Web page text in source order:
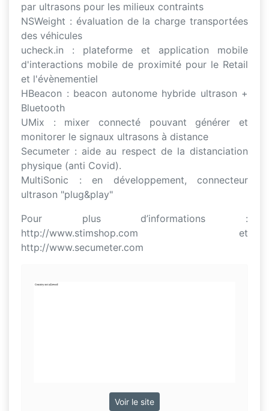
par ultrasons pour les milieux contraints
NSWeight : évaluation de la charge transportées
des véhicules
ucheck.in : plateforme et application mobile
d'interactions mobile de proximité pour le Retail
et l'évènementiel
HBeacon : beacon autonome hybride ultrason +
Bluetooth
UMix : mixer connecté pouvant générer et
monitorer le signaux ultrasons à distance
Secumeter : aide au respect de la distanciation
physique (anti Covid).
MultiSonic : en développement, connecteur
ultrason "plug&play"​
Pour plus d’informations :
http://www.stimshop.com et
http://www.secumeter.com
Voir le site